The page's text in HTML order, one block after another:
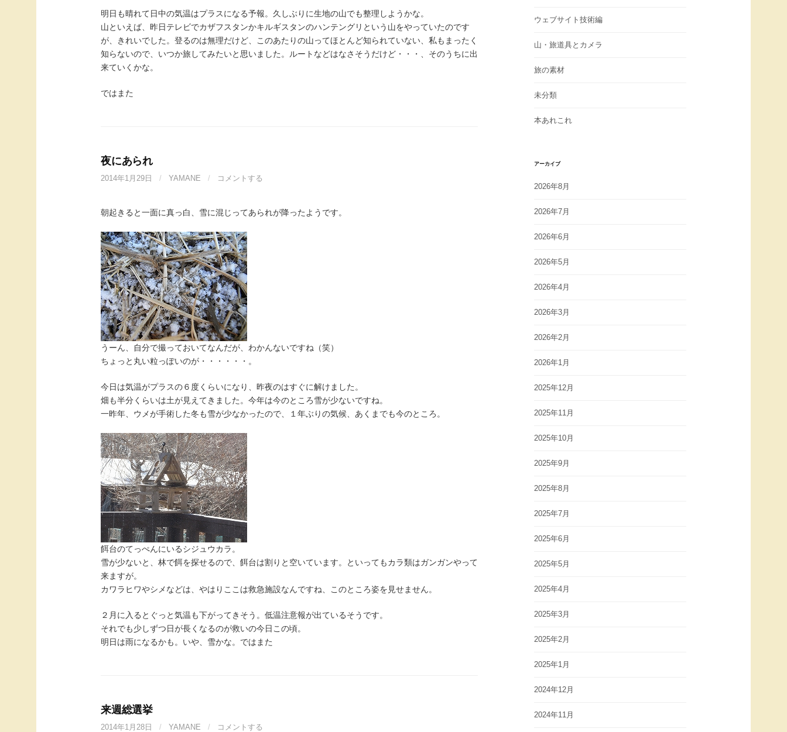
明日も晴れて日中の気温はプラスになる予報。久しぶりに生地の山でも整理しようかな。
山といえば、昨日テレビでカザフスタンかキルギスタンのハンテングリという山をやっていたのです
が、きれいでした。登るのは無理だけど、このあたりの山ってほとんど知られていない、私もまったく
知らないので、いつか旅してみたいと思いました。ルートなどはなさそうだけど・・・、そのうちに出
来ていくかな。
ではまた
夜にあられ
2014年1月29日 / YAMANE / コメントする
朝起きると一面に真っ白、雪に混じってあられが降ったようです。
うーん、自分で撮っておいてなんだが、わかんないですね（笑）
ちょっと丸い粒っぽいのが・・・・・・。
今日は気温がプラスの６度くらいになり、昨夜のはすぐに解けました。
畑も半分くらいは土が見えてきました。今年は今のところ雪が少ないですね。
一昨年、ウメが手術した冬も雪が少なかったので、１年ぶりの気候、あくまでも今のところ。
餌台のてっぺんにいるシジュウカラ。
雪が少ないと、林で餌を探せるので、餌台は割りと空いています。といってもカラ類はガンガンやって
来ますが。
カワラヒワやシメなどは、やはりここは救急施設なんですね、このところ姿を見せません。
２月に入るとぐっと気温も下がってきそう。低温注意報が出ているそうです。
それでも少しずつ日が長くなるのが救いの今日この頃。
明日は雨になるかも。いや、雪かな。ではまた
来週総選挙
2014年1月28日 / YAMANE / コメントする
ウェブサイト技術編
山・旅道具とカメラ
旅の素材
未分類
本あれこれ
アーカイブ
2026年8月
2026年7月
2026年6月
2026年5月
2026年4月
2026年3月
2026年2月
2026年1月
2025年12月
2025年11月
2025年10月
2025年9月
2025年8月
2025年7月
2025年6月
2025年5月
2025年4月
2025年3月
2025年2月
2025年1月
2024年12月
2024年11月